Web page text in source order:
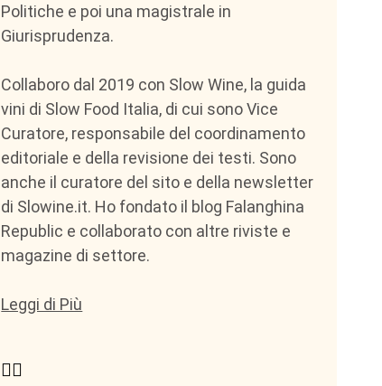
Politiche e poi una magistrale in
Giurisprudenza.
Collaboro dal 2019 con Slow Wine, la guida
vini di Slow Food Italia, di cui sono Vice
Curatore, responsabile del coordinamento
editoriale e della revisione dei testi. Sono
anche il curatore del sito e della newsletter
di Slowine.it. Ho fondato il blog Falanghina
Republic e collaborato con altre riviste e
magazine di settore.
Leggi di Più